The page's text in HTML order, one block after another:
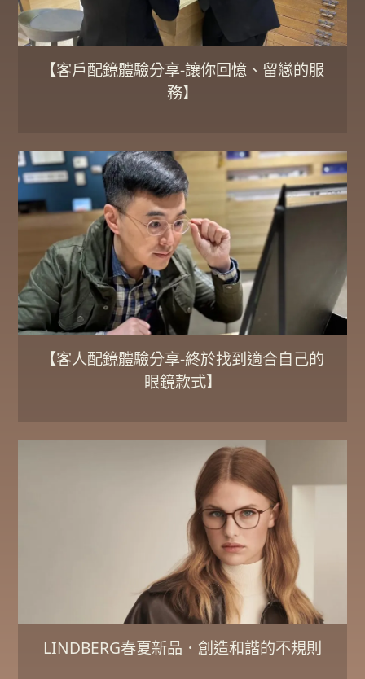
【客戶配鏡體驗分享-讓你回憶、留戀的服
務】
【客人配鏡體驗分享-終於找到適合自己的
眼鏡款式】
LINDBERG春夏新品．創造和諧的不規則